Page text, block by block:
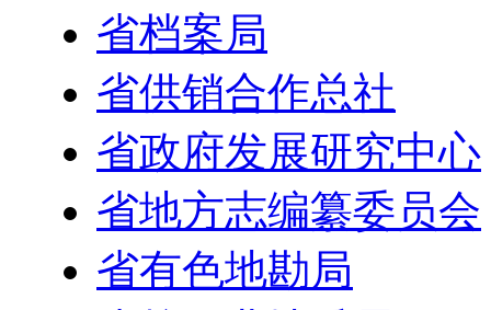
省档案局
省供销合作总社
省政府发展研究中心
省地方志编纂委员会
省有色地勘局